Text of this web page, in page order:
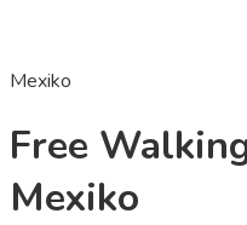
Mexiko
Free
Mexiko